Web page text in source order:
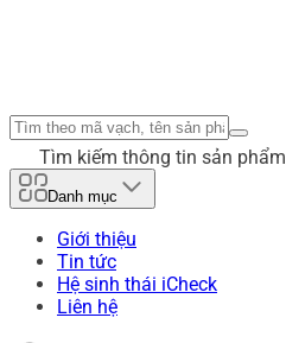
Tìm kiếm thông tin sản phẩm
Danh mục
Giới thiệu
Tin tức
Hệ sinh thái iCheck
Liên hệ